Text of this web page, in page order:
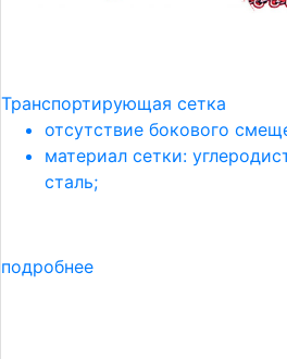
Транспортирующая сетка
отсутствие бокового
материал сетки:
сталь;
подробнее